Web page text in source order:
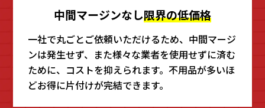
中間マージンなし限界の低価格
一社で丸ごとご依頼いただけるため、中間マージ
ンは発生せず、また様々な業者を使用せずに済む
ために、コストを抑えられます。不用品が多いほ
どお得に片付けが完結できます。